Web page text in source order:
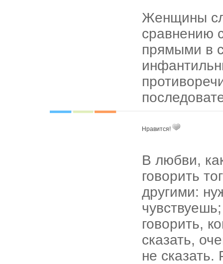
Женщины
сравнению
прямыми в
Нравится!
В любви,
говорить
другими:
говорить,
сказать,
не